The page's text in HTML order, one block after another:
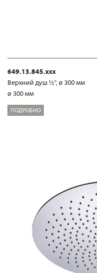
649.13.845.xxx
Верхний душ ½", ø 300 мм
ø 300 мм
ПОДРОБНО